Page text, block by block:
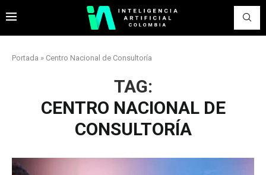
Portada » Centro Nacional de Consultoría
TAG:
CENTRO NACIONAL DE
CONSULTORÍA